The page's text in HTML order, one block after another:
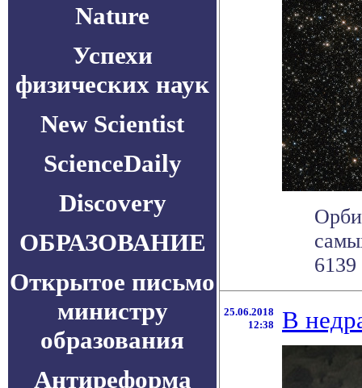
Nature
Успехи
физических наук
New Scientist
ScienceDaily
Discovery
ОБРАЗОВАНИЕ
Открытое письмо
министру
образования
Антиреформа
25.06.2018
12:38
В